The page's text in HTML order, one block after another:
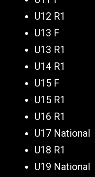
U12 R1
U13 F
U13 R1
U14 R1
U15 F
U15 R1
U16 R1
U17 National
U18 R1
U19 National